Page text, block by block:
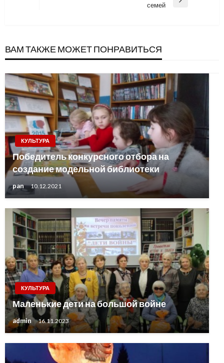
семей
ВАМ ТАКЖЕ МОЖЕТ ПОНРАВИТЬСЯ
КУЛЬТУРА
Победитель конкурсного отбора на
создание модельной библиотеки
pan 10.12.2021
КУЛЬТУРА
Маленькие дети на большой войне
admin 16.11.2023